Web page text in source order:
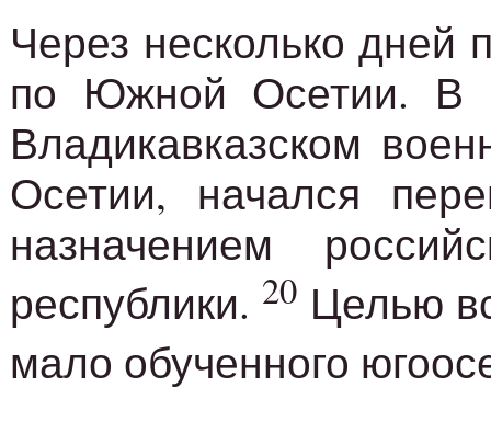
Через несколько дней
по Южной Осетии. В
Владикавказском
Осетии, начался
назначением
республики. 20 Целью
мало обученного